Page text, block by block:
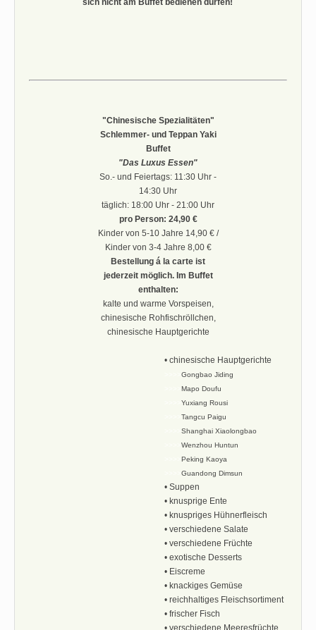
sich nicht am Buffet bedienen dürfen!
"Chinesische Spezialitäten"
Schlemmer- und Teppan Yaki
Buffet
"Das Luxus Essen"
So.- und Feiertags: 11:30 Uhr -
14:30 Uhr
täglich: 18:00 Uhr - 21:00 Uhr
pro Person: 24,90 €
Kinder von 5-10 Jahre 14,90 € /
Kinder von 3‑4 Jahre 8,00 €
Bestellung á la carte ist
jederzeit möglich. Im Buffet
enthalten:
kalte und warme Vorspeisen,
chinesische Rohfischröllchen,
chinesische Hauptgerichte
• chinesische Hauptgerichte
Gongbao Jiding
Mapo Doufu
Yuxiang Rousi
Tangcu Paigu
Shanghai Xiaolongbao
Wenzhou Huntun
Peking Kaoya
Guandong Dimsun
• Suppen
• knusprige Ente
• knuspriges Hühnerfleisch
• verschiedene Salate
• verschiedene Früchte
• exotische Desserts
• Eiscreme
• knackiges Gemüse
• reichhaltiges Fleischsortiment
• frischer Fisch
• verschiedene Meeresfrüchte